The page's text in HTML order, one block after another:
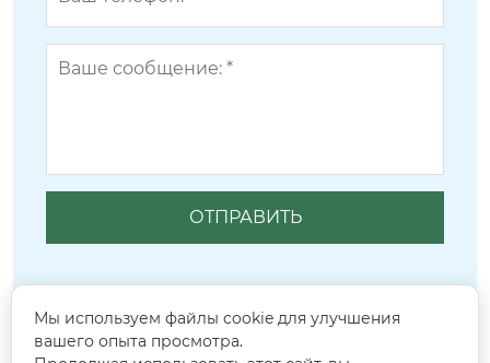
Мы используем файлы cookie для улучшения
вашего опыта просмотра.